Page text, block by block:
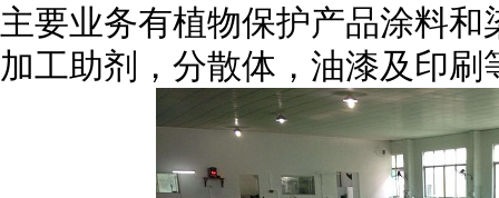
主要业务有植物保护产品涂料
加工助剂，分散体，油漆及印刷